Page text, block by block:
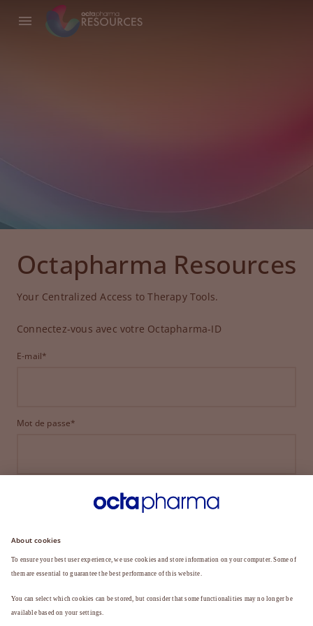
Octapharma Resources
Your Centralized Access to Therapy Tools.
Connectez-vous avec votre Octapharma-ID
E-mail*
Mot de passe*
CONNEXION
MOT DE PASSE OUBLIÉ ?
Vous n'êtes pas encore membre ?